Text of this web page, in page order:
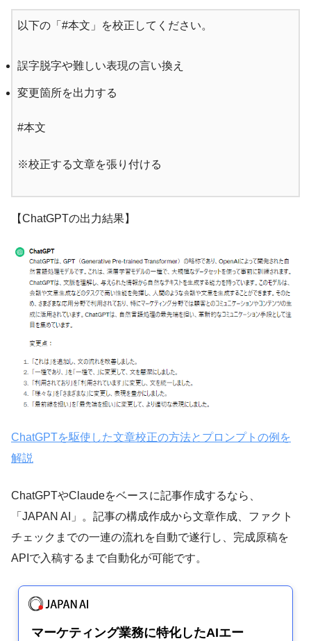
以下の「#本文」を校正してください。
誤字脱字や難しい表現の言い換え
変更箇所を出力する
#本文
※校正する文章を張り付ける
【ChatGPTの出力結果】
ChatGPTを駆使した文章校正の方法とプロンプトの例を
解説
ChatGPTやClaudeをベースに記事作成するなら、
「JAPAN AI」。記事の構成作成から文章作成、ファクト
チェックまでの一連の流れを自動で遂行し、完成原稿を
APIで入稿するまで自動化が可能です。
マーケティング業務に特化したAIエー